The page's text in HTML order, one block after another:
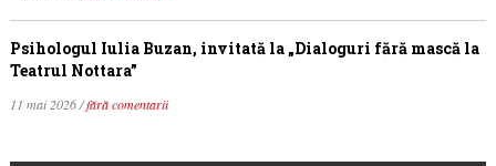
Psihologul Iulia Buzan, invitată la „Dialoguri fără mască la
Teatrul Nottara”
11 mai 2026 /fără comentarii